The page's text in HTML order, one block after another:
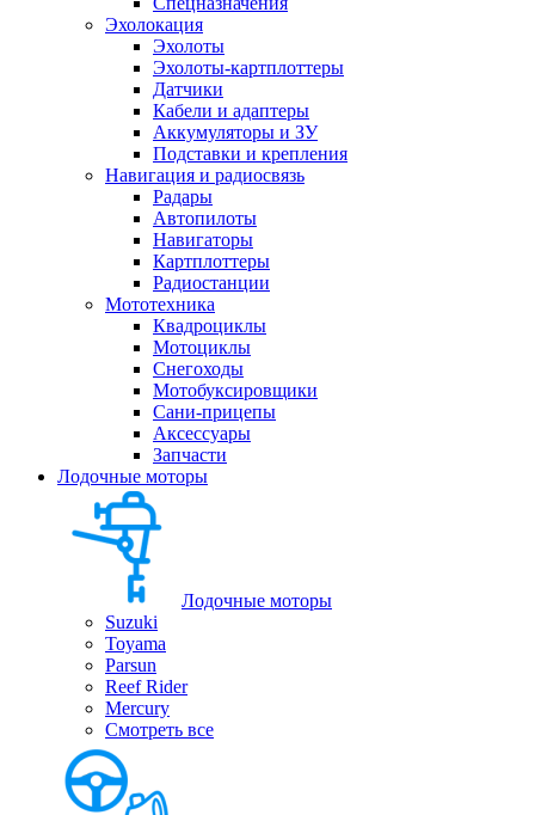
Эхолокация
Эхолоты
Эхолоты-картплоттеры
Датчики
Кабели и адаптеры
Аккумуляторы и ЗУ
Подставки и крепления
Навигация и радиосвязь
Радары
Автопилоты
Навигаторы
Картплоттеры
Радиостанции
Мототехника
Квадроциклы
Мотоциклы
Снегоходы
Мотобуксировщики
Сани-прицепы
Аксессуары
Запчасти
Лодочные моторы
Лодочные моторы
Suzuki
Toyama
Parsun
Reef Rider
Mercury
Смотреть все